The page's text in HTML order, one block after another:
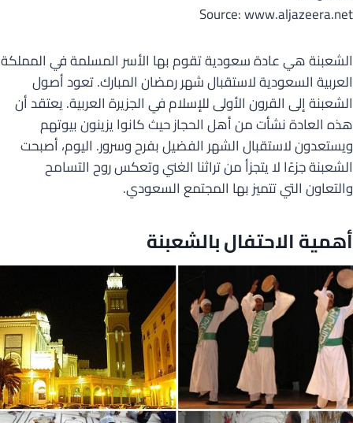
Source: www.aljazeera.net
الشعبنة هي عادة سعودية تقوم بها الأسر المسلمة في المملكة
العربية السعودية لاستقبال شهر رمضان المبارك. تعود أصول
الشعبنة إلى القرون الأولى للإسلام في الجزيرة العربية. يعتقد أن
هذه العادة نشأت من أهل الحجاز حيث كانوا يزينون بيوتهم
ويستعدون لاستقبال الشهر الفضيل بفرح وسرور. اليوم، أصبحت
الشعبنة جزءًا لا يتجزأ من تراثنا الغني وتعكس روح التسامح
والتعاون التي تتميز بها المجتمع السعودي.
أهمية الاحتفال بالشعبنة